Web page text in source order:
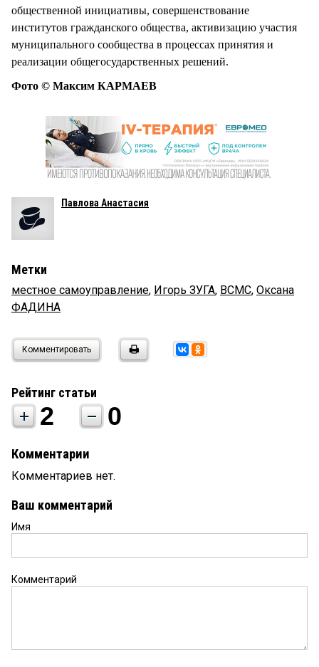
общественной инициативы, совершенствование
институтов гражданского общества, активизацию участия
муниципального сообщества в процессах принятия и
реализации общегосударственных решений.
Фото © Максим КАРМАЕВ
Павлова Анастасия
Метки
местное самоуправление, Игорь ЗУГА, ВСМС, Оксана
ФАДИНА
Комментировать
Рейтинг статьи
2 0
Комментарии
Комментариев нет.
Ваш комментарий
Имя
Комментарий